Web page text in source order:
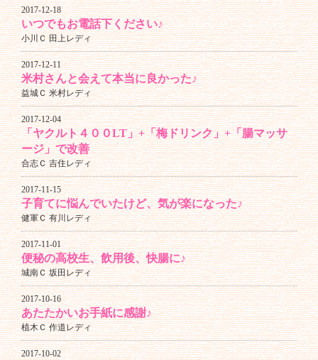
2017-12-18
いつでもお電話下ください♪
小川Ｃ 田上レディ
2017-12-11
米村さんと会えて本当に良かった♪
益城Ｃ 米村レディ
2017-12-04
「ヤクルト４００LT」+「梅ドリンク」+「腸マッサ
ージ」で改善
合志Ｃ 吉住レディ
2017-11-15
子育てに悩んでいたけど、気が楽になった♪
健軍Ｃ 有川レディ
2017-11-01
便秘の高校生、飲用後、快腸に♪
城南Ｃ 坂田レディ
2017-10-16
あたたかいお手紙に感謝♪
植木Ｃ 作道レディ
2017-10-02